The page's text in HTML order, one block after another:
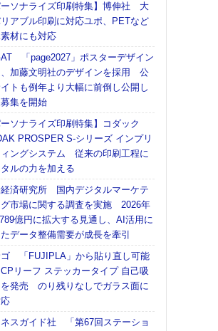
ーソナライズ印刷特集】博伸社 大
アブル印刷に対応ユポ、PETなど
材にも対応
「page2027」ポスターデザイン
加藤文明社のデザインを採用 公
トも例年より大幅に前倒し公開し
集を開始
ーソナライズ印刷特集】コダック
PROSPER S-シリーズ インプリ
ィングシステム 従来の印刷工程に
ルの力を加える
経済研究所 国内デジタルマーケテ
グ市場に関する調査を実施 2026年
億円に拡大する見通し、AI活用に
データ整備需要が成長を牽引
ゴ 「FUJIPLA」から貼り直し可能
リーフ ステッカータイプ 自己吸
発売 のり残りなしでガラス面に
ネスガイド社 「第67回ステーショ